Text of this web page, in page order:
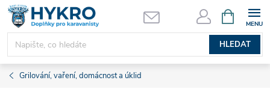
Přejít
obsah
HLEDAT
NÁKUPNÍ
KOŠÍK
Grilování, vaření, domácnost a úklid